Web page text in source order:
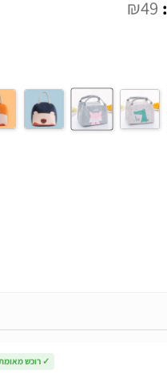
₪49 המחיר
₪49.
✓ רוכש